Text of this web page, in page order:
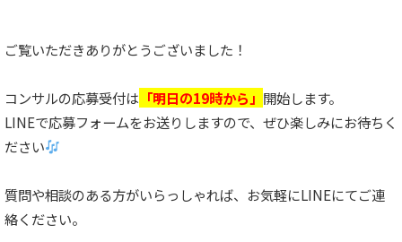
ご覧いただきありがとうございました！
コンサルの応募受付は 「明日の19時から」 開始します。
LINEで応募フォームをお送りしますので、ぜひ楽しみにお待ちく
ださい
質問や相談のある方がいらっしゃれば、お気軽にLINEにてご連
絡ください。